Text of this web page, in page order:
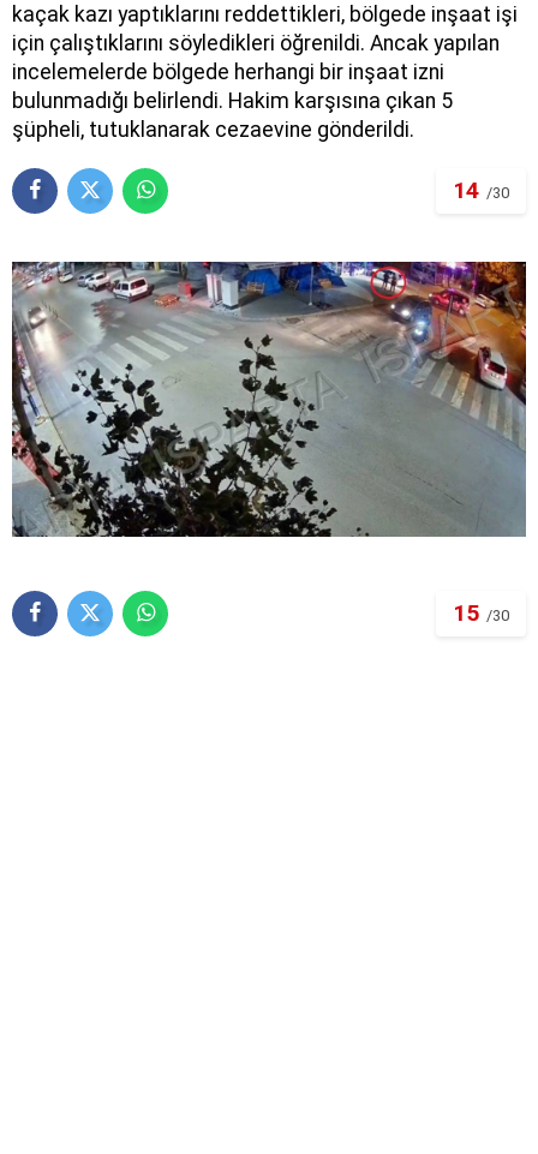
kaçak kazı yaptıklarını reddettikleri, bölgede inşaat işi
için çalıştıklarını söyledikleri öğrenildi. Ancak yapılan
incelemelerde bölgede herhangi bir inşaat izni
bulunmadığı belirlendi. Hakim karşısına çıkan 5
şüpheli, tutuklanarak cezaevine gönderildi.
14 /30
15 /30